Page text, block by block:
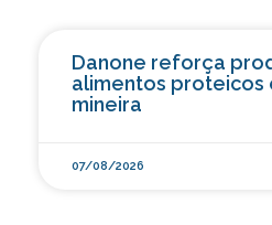
Danone reforça
alimentos proteicos
mineira
07/08/2026